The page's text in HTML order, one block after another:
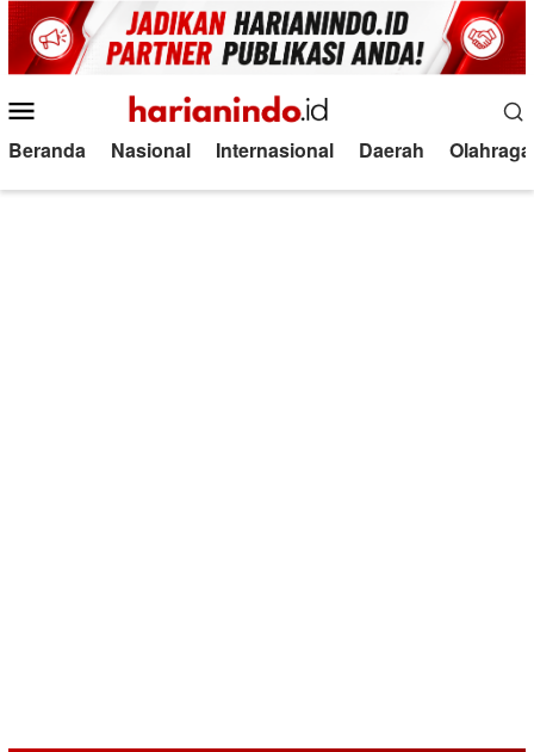
Loncat
ke
konten
Mobile
Beranda Nasional Internasional Daerah Olahraga